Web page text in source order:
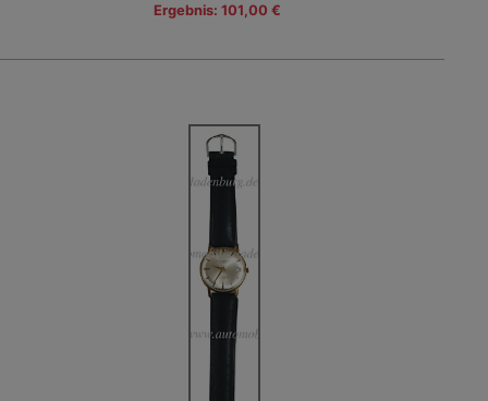
Ergebnis: 101,00 €